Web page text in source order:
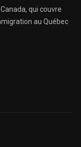
qui couvre
au Québec